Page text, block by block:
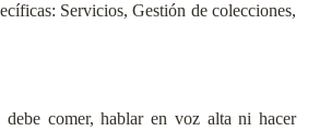
Servicios, Gestión de colecciones,
comer, hablar en voz alta ni hacer